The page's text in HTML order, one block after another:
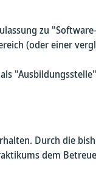
zu
(oder einer
Durch die
dem